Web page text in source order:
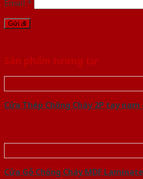
Email *
Sản phẩm tương tự
Cửa Thép Chống Cháy 2P tay nam
Cửa Gỗ Chống Cháy MDF Laminate